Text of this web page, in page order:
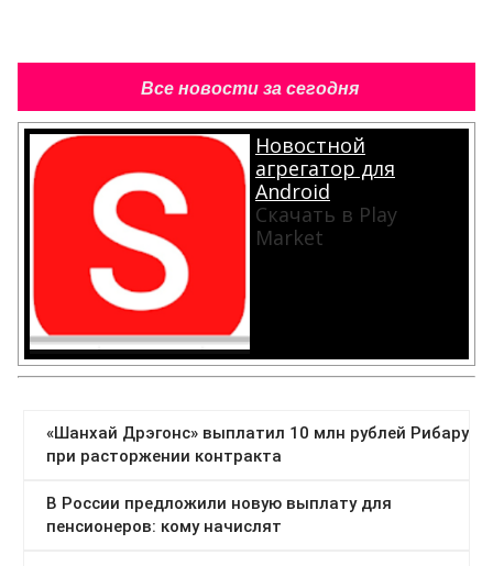
Все новости за сегодня
Новостной
агрегатор для
Android
Скачать в Play
Market